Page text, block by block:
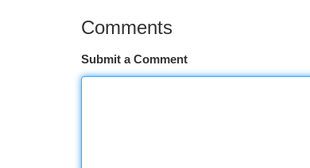
Comments
Submit a Comment